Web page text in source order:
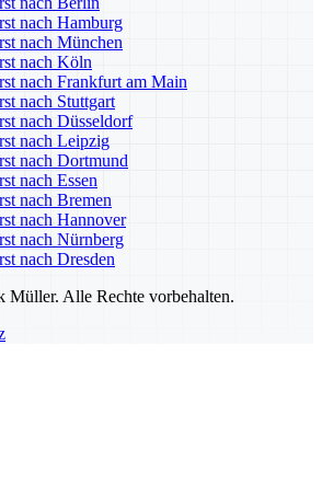
nach Hamburg
nach München
nach Köln
nach Frankfurt am Main
nach Stuttgart
nach Düsseldorf
nach Leipzig
nach Dortmund
nach Essen
nach Bremen
nach Hannover
nach Nürnberg
nach Dresden
Alle Rechte vorbehalten.